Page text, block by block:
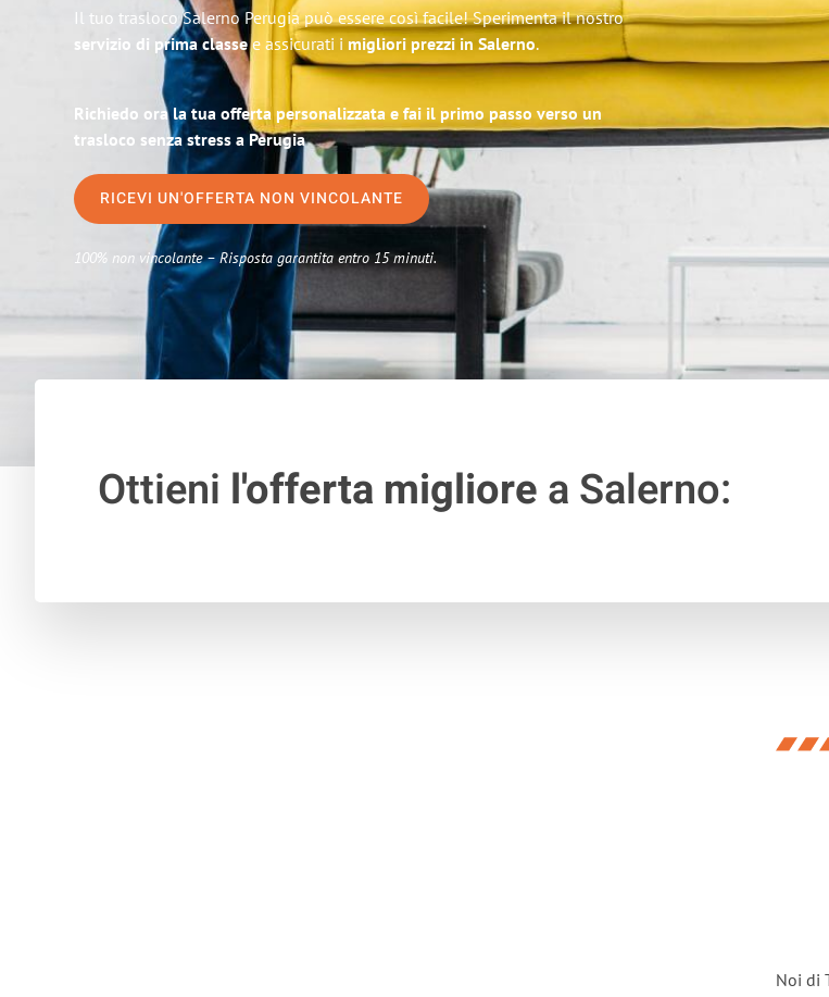
Il tuo trasloco Salerno Perugia può essere così facile! Sperimenta il nostro
servizio di prima classee assicurati i migliori prezzi in Salerno.
Richiedo ora la tua offerta personalizzata e fai il primo passo verso un
trasloco senza stress a Perugia
RICEVI UN'OFFERTA NON VINCOLANTE
100% non vincolante – Risposta garantita entro 15 minuti.
Ottieni l'offerta migliorea Salerno:
Noi di